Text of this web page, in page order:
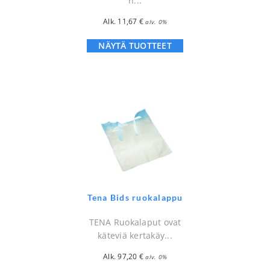
Alk. 11,67 € alv. 0%
NÄYTÄ TUOTTEET
Tena Bids ruokalappu
TENA Ruokalaput ovat
käteviä kertakäy...
Alk.97,20 € alv. 0%